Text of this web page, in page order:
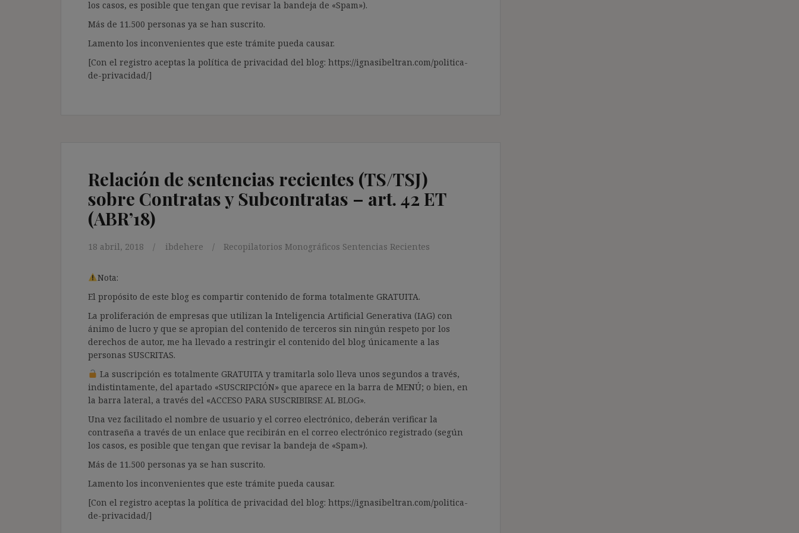
los casos, es posible que tengan que revisar la bandeja de «Spam»).
Más de 11.500 personas ya se han suscrito.
Lamento los inconvenientes que este trámite pueda causar.
[Con el registro aceptas la política de privacidad del blog: https://ignasibeltran.com/politica-
de-privacidad/]
Relación de sentencias recientes (TS/TSJ)
sobre Contratas y Subcontratas – art. 42 ET
(ABR’18)
18 abril, 2018 ibdehere Recopilatorios Monográficos Sentencias Recientes
Nota:
El propósito de este blog es compartir contenido de forma totalmente GRATUITA.
La proliferación de empresas que utilizan la Inteligencia Artificial Generativa (IAG) con
ánimo de lucro y que se apropian del contenido de terceros sin ningún respeto por los
derechos de autor, me ha llevado a restringir el contenido del blog únicamente a las
personas SUSCRITAS.
La suscripción es totalmente GRATUITA y tramitarla solo lleva unos segundos a través,
indistintamente, del apartado «SUSCRIPCIÓN» que aparece en la barra de MENÚ; o bien, en
la barra lateral, a través del «ACCESO PARA SUSCRIBIRSE AL BLOG».
Una vez facilitado el nombre de usuario y el correo electrónico, deberán verificar la
contraseña a través de un enlace que recibirán en el correo electrónico registrado (según
los casos, es posible que tengan que revisar la bandeja de «Spam»).
Más de 11.500 personas ya se han suscrito.
Lamento los inconvenientes que este trámite pueda causar.
[Con el registro aceptas la política de privacidad del blog: https://ignasibeltran.com/politica-
de-privacidad/]